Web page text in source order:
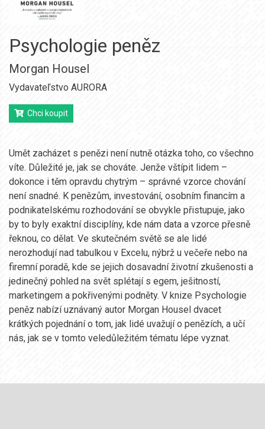
Psychologie peněz
Morgan Housel
Vydavateľstvo AURORA
Chci koupit
Umět zacházet s penězi není nutně otázka toho, co všechno
víte. Důležité je, jak se chováte. Jenže vštípit lidem –
dokonce i těm opravdu chytrým – správné vzorce chování
není snadné. K penězům, investování, osobním financím a
podnikatelskému rozhodování se obvykle přistupuje, jako
by to byly exaktní disciplíny, kde nám data a vzorce přesně
řeknou, co dělat. Ve skutečném světě se ale lidé
nerozhodují nad tabulkou v Excelu, nýbrž u večeře nebo na
firemní poradě, kde se jejich dosavadní životní zkušenosti a
jedinečný pohled na svět splétají s egem, ješitností,
marketingem a pokřivenými podněty. V knize Psychologie
peněz nabízí uznávaný autor Morgan Housel dvacet
krátkých pojednání o tom, jak lidé uvažují o penězích, a učí
nás, jak se v tomto veledůležitém tématu lépe vyznat.